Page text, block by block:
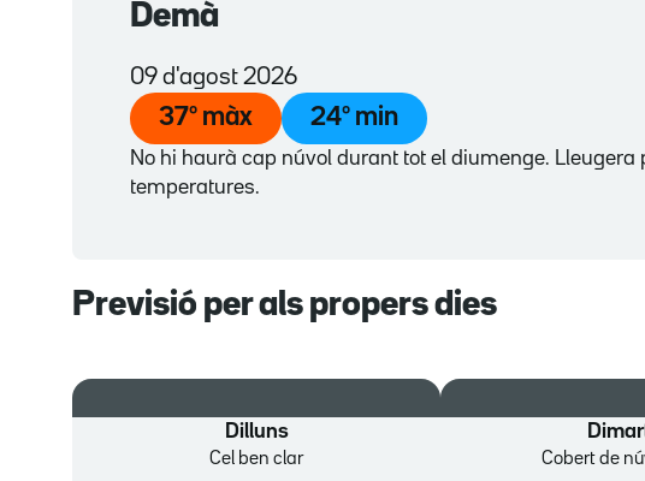
Demà
09 d'agost 2026
37º màx 24º min
No hi haurà cap núvol durant tot el diumenge. Lleugera
temperatures.
Previsió per als propers dies
Dilluns
Cel ben clar Cobert de